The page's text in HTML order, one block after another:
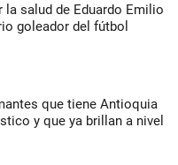
la salud de Eduardo Emilio
goleador del fútbol
que tiene Antioquia
y que ya brillan a nivel